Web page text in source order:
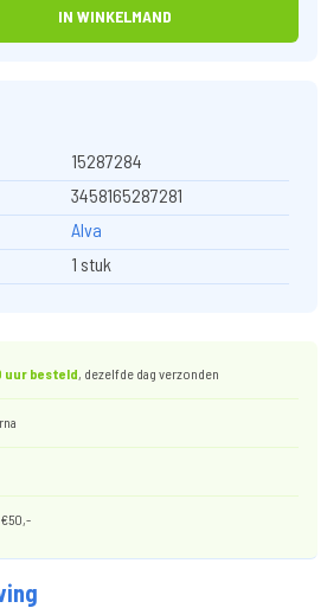
IN WINKELMAND
15287284
3458165287281
Alva
1 stuk
uur besteld, dezelfde dag verzonden